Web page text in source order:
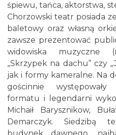
śpiewu, tańca, aktorstwa,
Chorzowski teatr posiada
baletowy oraz własną
zawsze prezentować
widowiska muzyczne
„Skrzypek na dachu” czy
jak i formy kameralne. Na
gościnnie
formatu i legendarni
Michaił Barysznikow,
Demarczyk. Siedzibą